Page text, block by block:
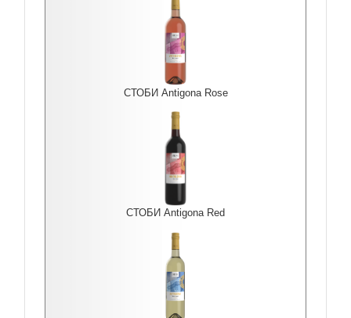
СТОБИ Antigona Rоse
СТОБИ Antigona Red